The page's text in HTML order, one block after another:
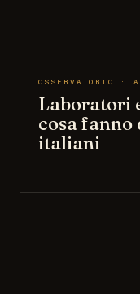
OSSERVATORIO ·
Laboratori
cosa fanno
italiani